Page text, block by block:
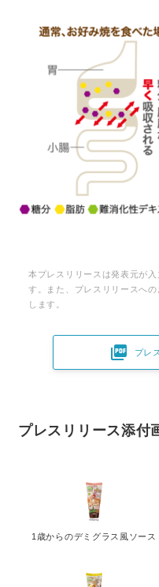
本プレスリリースは発表元が
す。また、プレスリリースへ
します。
 プレ
プレスリリース添付
1歳からのデミグラス風ソース